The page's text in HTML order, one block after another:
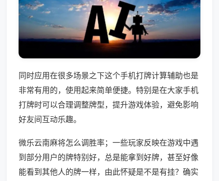
同时应用在很多场景之下这个手机打牌计算辅助也是
非常有用的，使用起来简单便捷。特别是在大家手机
打牌时可以合理调整牌型，提升游戏体验，避免影响
好友间互动乐趣。
微乐云南麻将怎么调胜率；一些玩家反映在游戏中遇
到部分用户的牌特别好，总是能拿到好牌，甚至好像
能看到其他人的牌一样，由此怀疑是不是有挂？确实